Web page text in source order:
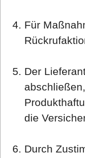
Für
Der
die
Durch